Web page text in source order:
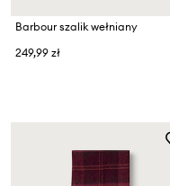
Barbour szalik wełniany
249,99 zł